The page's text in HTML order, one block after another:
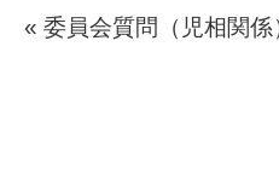
« 委員会質問（児相関